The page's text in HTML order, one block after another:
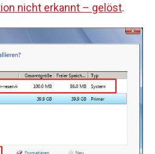
nicht erkannt – gelöst.